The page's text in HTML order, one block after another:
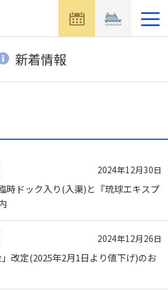
ュ
開
新着情報
2024年12月30日
時ドック入り(入渠)と『琉球エキスプ
2024年12月26日
」改定(2025年2月1日より値下げ)のお